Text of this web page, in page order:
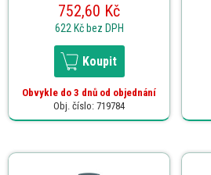
752,60 Kč
622 Kč bez DPH
Koupit
Obvykle do 3 dnů od objednání
Obj. číslo: 719784